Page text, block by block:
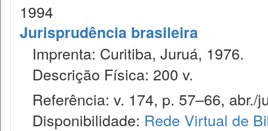
1994
Jurisprudência brasileira
Imprenta: Curitiba, Juruá, 1976.
Descrição Física: 200 v.
Referência: v. 174, p. 57–66, abr./
Disponibilidade: Rede Virtual de